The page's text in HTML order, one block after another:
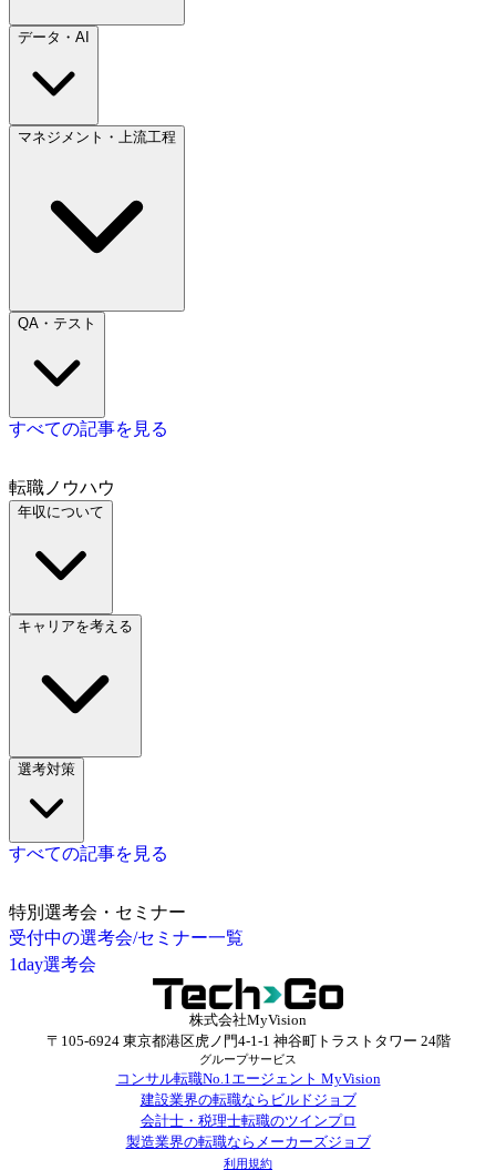
データ・AI
マネジメント・上流工程
QA・テスト
すべての記事を見る
転職ノウハウ
年収について
キャリアを考える
選考対策
すべての記事を見る
特別選考会・セミナー
受付中の選考会/セミナー一覧
1day選考会
株式会社MyVision
〒105-6924 東京都港区虎ノ門4-1-1 神谷町トラストタワー 24階
グループサービス
コンサル転職No.1エージェント MyVision
建設業界の転職ならビルドジョブ
会計士・税理士転職のツインプロ
製造業界の転職ならメーカーズジョブ
利用規約